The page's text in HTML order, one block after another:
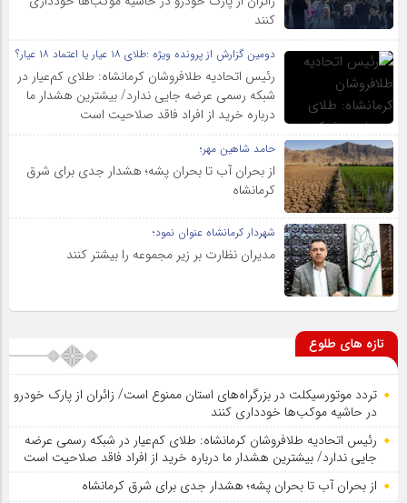
کنند
دومین گزارش از پرونده ویژه :طلای ۱۸ عیار یا اعتماد ۱۸ عیار؟
رئیس اتحادیه طلافروشان کرمانشاه: طلای کم‌عیار در
شبکه رسمی عرضه جایی ندارد/ بیشترین هشدار ما
درباره خرید از افراد فاقد صلاحیت است
حامد شاهین مهر؛
از بحران آب تا بحران پشه؛ هشدار جدی برای شرق
کرمانشاه
شهردار کرمانشاه عنوان نمود؛
مدیران نظارت بر زیر مجموعه را بیشتر کنند
تازه های طلوع
تردد موتورسیکلت در بزرگراه‌های استان ممنوع است/ زائران از پارک خودرو
در حاشیه موکب‌ها خودداری کنند
رئیس اتحادیه طلافروشان کرمانشاه: طلای کم‌عیار در شبکه رسمی عرضه
جایی ندارد/ بیشترین هشدار ما درباره خرید از افراد فاقد صلاحیت است
از بحران آب تا بحران پشه؛ هشدار جدی برای شرق کرمانشاه